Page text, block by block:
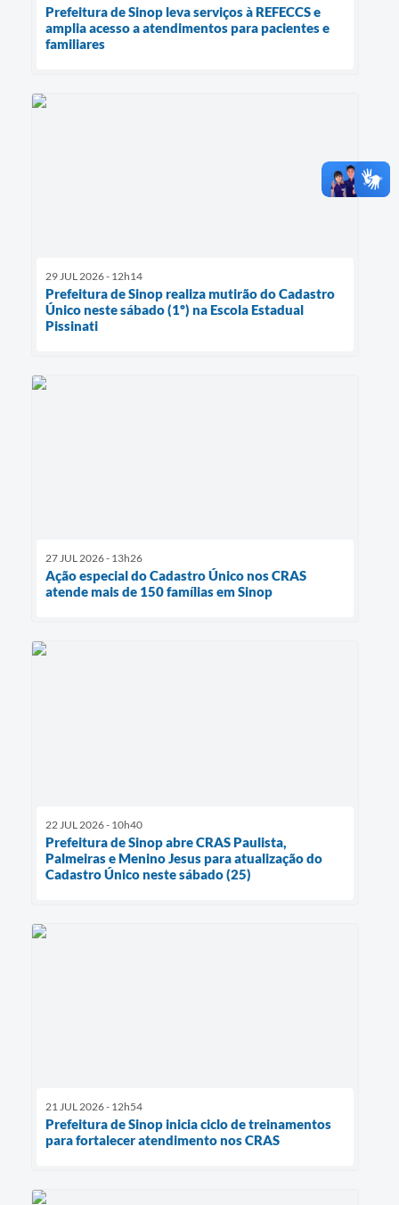
Prefeitura de Sinop leva serviços à REFECCS e
amplia acesso a atendimentos para pacientes e
familiares
29 JUL 2026 - 12h14
Prefeitura de Sinop realiza mutirão do Cadastro
Único neste sábado (1º) na Escola Estadual
Pissinati
27 JUL 2026 - 13h26
Ação especial do Cadastro Único nos CRAS
atende mais de 150 famílias em Sinop
22 JUL 2026 - 10h40
Prefeitura de Sinop abre CRAS Paulista,
Palmeiras e Menino Jesus para atualização do
Cadastro Único neste sábado (25)
21 JUL 2026 - 12h54
Prefeitura de Sinop inicia ciclo de treinamentos
para fortalecer atendimento nos CRAS